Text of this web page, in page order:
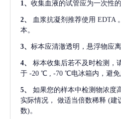
1 、 收集血液的试管应为一次性
2、 血浆抗凝剂推荐使用 EDTA
本。
3、 标本应清澈透明，悬浮物应离
4、
标本收集后若不及时检测，
于 -20 ℃ , -70 ℃电冰箱内，避免
5、
如果您的样本中检测物浓度
实际情况，
做适当倍数稀释 (建
数)。